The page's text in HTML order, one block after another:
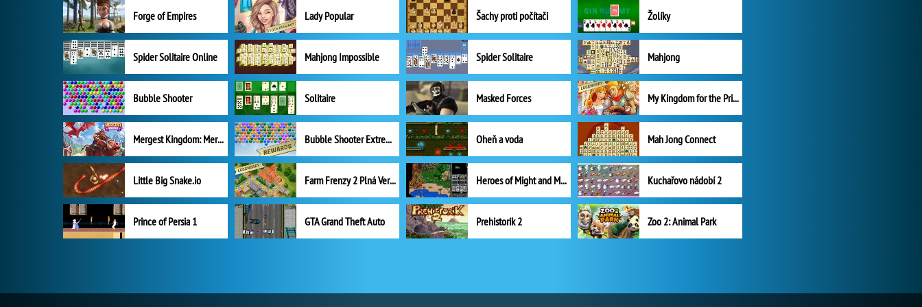
Forge of Empires Lady Popular Šachy proti počítači Žolíky
Spider Solitaire Online Mahjong Impossible Spider Solitaire Mahjong
Bubble Shooter Solitaire Masked Forces My Kingdom for the Princess Plná verze
Mergest Kingdom: Merge Puzzle Bubble Shooter Extreme Oheň a voda Mah Jong Connect
Little Big Snake.io Farm Frenzy 2 Plná Verze Heroes of Might and Magic II Kuchařovo nádobí 2
Prince of Persia 1 GTA Grand Theft Auto Prehistorik 2 Zoo 2: Animal Park